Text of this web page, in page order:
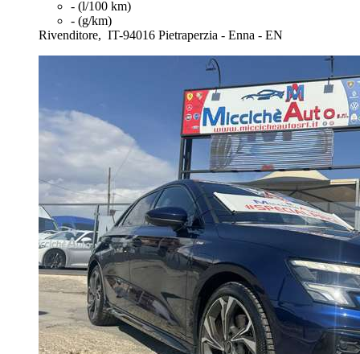
- (l/100 km)
- (g/km)
Rivenditore, IT-94016 Pietraperzia - Enna - EN